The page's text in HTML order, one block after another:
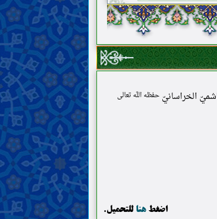
الخراسانيّ حفظه اللّه تعالى
اضغطهناللتحميل.